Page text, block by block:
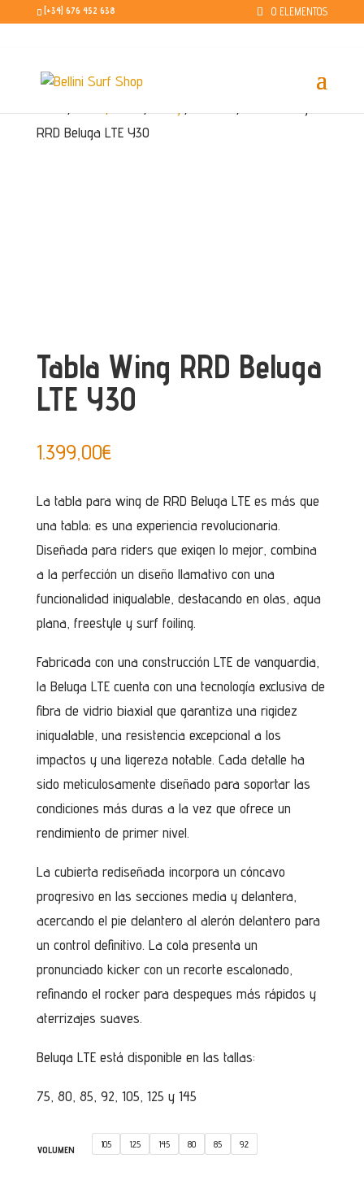
[+34] 676 452 638 0 ELEMENTOS
RRD Beluga LTE Y30
Tabla Wing RRD Beluga
LTE Y30
1.399,00€
La tabla para wing de RRD Beluga LTE es más que
una tabla; es una experiencia revolucionaria.
Diseñada para riders que exigen lo mejor, combina
a la perfección un diseño llamativo con una
funcionalidad inigualable, destacando en olas, agua
plana, freestyle y surf foiling.
Fabricada con una construcción LTE de vanguardia,
la Beluga LTE cuenta con una tecnología exclusiva de
fibra de vidrio biaxial que garantiza una rigidez
inigualable, una resistencia excepcional a los
impactos y una ligereza notable. Cada detalle ha
sido meticulosamente diseñado para soportar las
condiciones más duras a la vez que ofrece un
rendimiento de primer nivel.
La cubierta rediseñada incorpora un cóncavo
progresivo en las secciones media y delantera,
acercando el pie delantero al alerón delantero para
un control definitivo. La cola presenta un
pronunciado kicker con un recorte escalonado,
refinando el rocker para despegues más rápidos y
aterrizajes suaves.
Beluga LTE está disponible en las tallas:
75, 80, 85, 92, 105, 125 y 145
VOLUMEN 105 125 145 80 85 92